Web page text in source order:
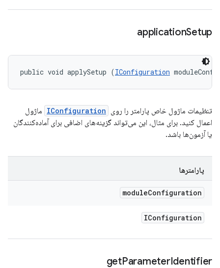
applicationSetup
public void applySetup (IConfiguration
تنظیمات ماژول خاص پارامتر را روی IConfiguration ماژول
اعمال کنید. برای مثال، این می‌تواند گزینه‌های اضافی برای آماده‌کنندگان
یا آزمون‌ها باشد.
پارامترها
moduleConfiguration
IConfiguration
getParameterIdentifier